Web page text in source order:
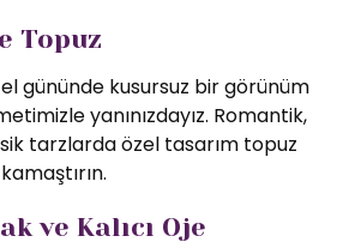
Topuz
gününde kusursuz bir görünüm
yanınızdayız. Romantik,
tarzlarda özel tasarım topuz
ve Kalıcı Oje